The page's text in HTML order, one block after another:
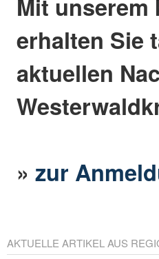
erhalten Sie
aktuellen
»zur
AKTUELLE ARTIKEL AUS